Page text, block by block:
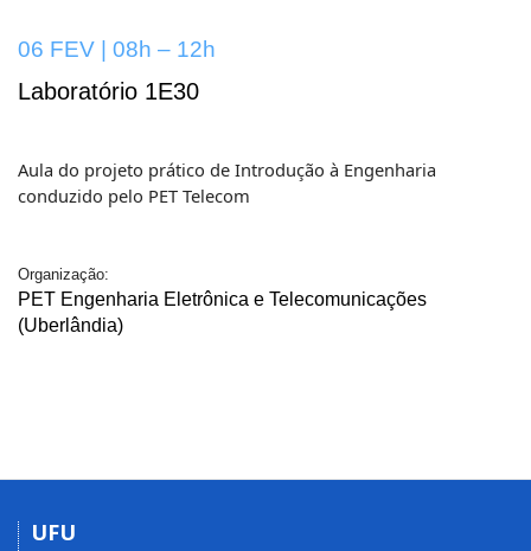
06 FEV | 08h – 12h
Laboratório 1E30
Aula do projeto prático de Introdução à Engenharia
conduzido pelo PET Telecom
Organização:
PET Engenharia Eletrônica e Telecomunicações
(Uberlândia)
UFU